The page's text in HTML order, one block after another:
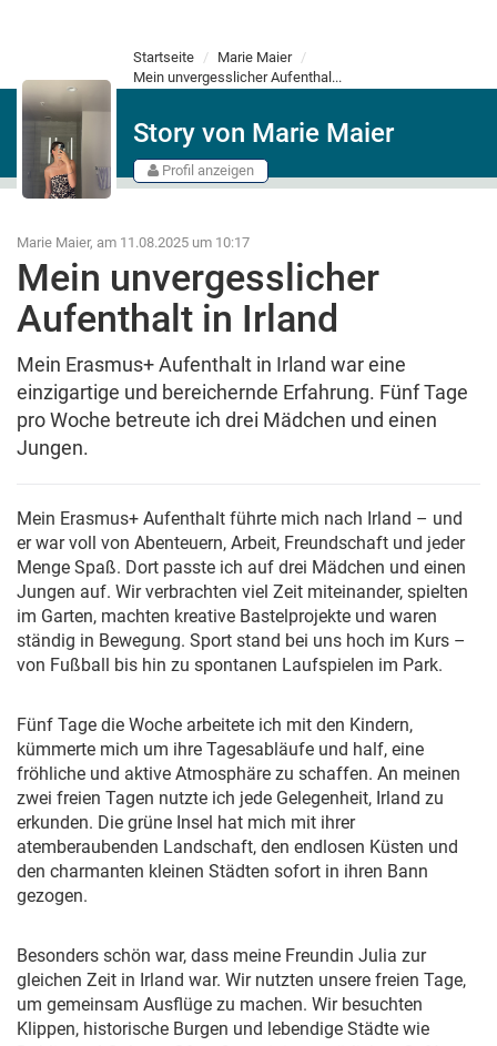
Startseite
Marie Maier
Mein unvergesslicher Aufenthal...
Story von Marie Maier
Profil anzeigen
Marie Maier, am 11.08.2025 um 10:17
Mein unvergesslicher
Aufenthalt in Irland
Mein Erasmus+ Aufenthalt in Irland war eine
einzigartige und bereichernde Erfahrung. Fünf Tage
pro Woche betreute ich drei Mädchen und einen
Jungen.
Mein Erasmus+ Aufenthalt führte mich nach Irland – und
er war voll von Abenteuern, Arbeit, Freundschaft und jeder
Menge Spaß. Dort passte ich auf drei Mädchen und einen
Jungen auf. Wir verbrachten viel Zeit miteinander, spielten
im Garten, machten kreative Bastelprojekte und waren
ständig in Bewegung. Sport stand bei uns hoch im Kurs –
von Fußball bis hin zu spontanen Laufspielen im Park.
Fünf Tage die Woche arbeitete ich mit den Kindern,
kümmerte mich um ihre Tagesabläufe und half, eine
fröhliche und aktive Atmosphäre zu schaffen. An meinen
zwei freien Tagen nutzte ich jede Gelegenheit, Irland zu
erkunden. Die grüne Insel hat mich mit ihrer
atemberaubenden Landschaft, den endlosen Küsten und
den charmanten kleinen Städten sofort in ihren Bann
gezogen.
Besonders schön war, dass meine Freundin Julia zur
gleichen Zeit in Irland war. Wir nutzten unsere freien Tage,
um gemeinsam Ausflüge zu machen. Wir besuchten
Klippen, historische Burgen und lebendige Städte wie